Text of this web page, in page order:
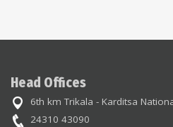
Head Offices
6th km Trikala - Karditsa
24310 43090